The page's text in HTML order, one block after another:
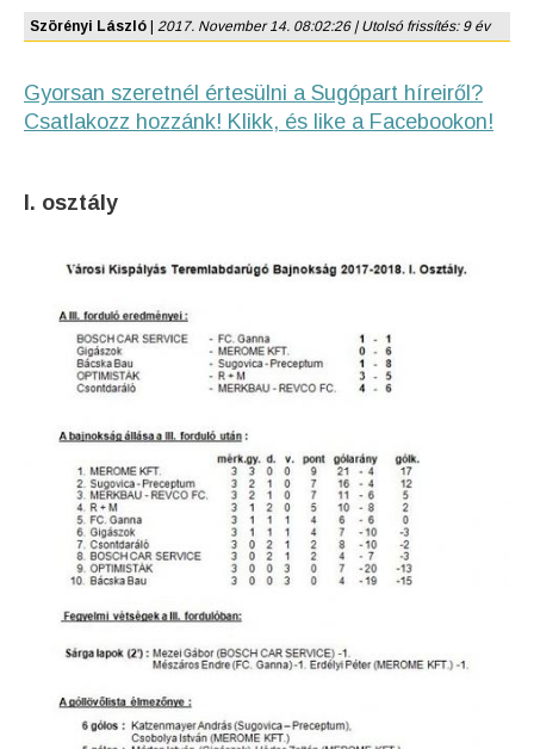
Szörényi László 2017. November 14. 08:02:26 | Utolsó frissítés: 9 év
Gyorsan szeretnél értesülni a Sugópart híreiről?
Csatlakozz hozzánk! Klikk, és like a Facebookon!
I. osztály